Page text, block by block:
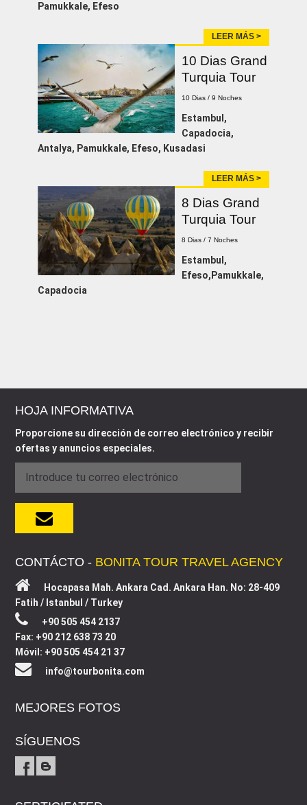
Pamukkale, Efeso
LEER MÁS >
10 Dias Grand
Turquia Tour
10 Dias / 9 Noches
Estambul,
Capadocia,
Antalya, Pamukkale, Efeso, Kusadasi
LEER MÁS >
8 Dias Grand
Turquia Tour
8 Dias / 7 Noches
Estambul,
Efeso,Pamukkale,
Capadocia
HOJA INFORMATIVA
Proporcione su dirección de correo electrónico y recibir
ofertas y anuncios especiales.
CONTÁCTO - BONITA TOUR TRAVEL AGENCY
Hocapasa Mah. Ankara Cad. Ankara Han. No: 28-409
Fatih / Istanbul / Turkey
+90 505 454 2137
Fax: +90 212 638 73 20
Móvil: +90 505 454 21 37
info@tourbonita.com
MEJORES FOTOS
SÍGUENOS